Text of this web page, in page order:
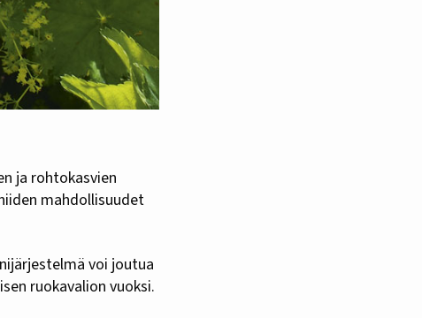
mahdollisuudet
voi joutua
ruokavalion vuoksi.